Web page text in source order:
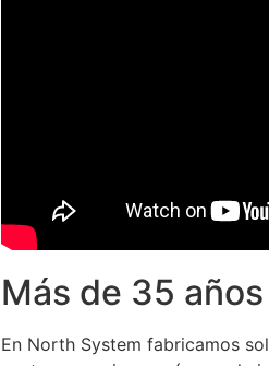
Más de 35
En North System fabricamos